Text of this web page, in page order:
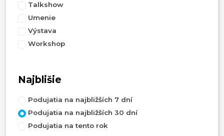
Talkshow
Umenie
Výstava
Workshop
Najblišie
Podujatia na najbližších 7 dní
Podujatia na najbližších 30 dní
Podujatia na tento rok